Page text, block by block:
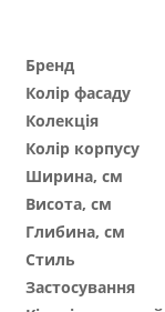
Бренд
Колір фасаду
Колекція
Колір корпусу
Ширина, см
Висота, см
Глибина, см
Стиль
Застосування